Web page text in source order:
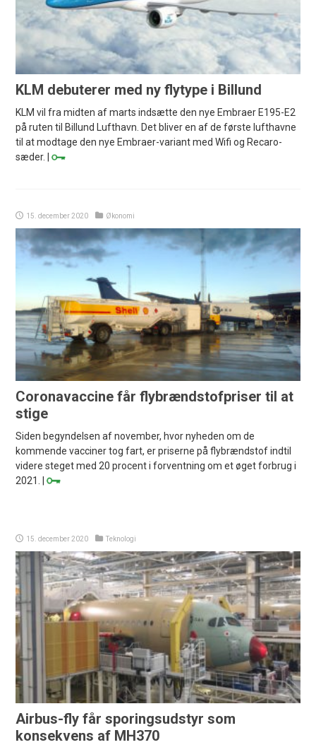
KLM debuterer med ny flytype i Billund
KLM vil fra midten af marts indsætte den nye Embraer E195-E2
på ruten til Billund Lufthavn. Det bliver en af de første lufthavne
til at modtage den nye Embraer-variant med Wifi og Recaro-
sæder. |
15. december 2020 Økonomi
Coronavaccine får flybrændstofpriser til at
stige
Siden begyndelsen af november, hvor nyheden om de
kommende vacciner tog fart, er priserne på flybrændstof indtil
videre steget med 20 procent i forventning om et øget forbrug i
2021. |
15. december 2020 Teknologi
Airbus-fly får sporingsudstyr som
konsekvens af MH370